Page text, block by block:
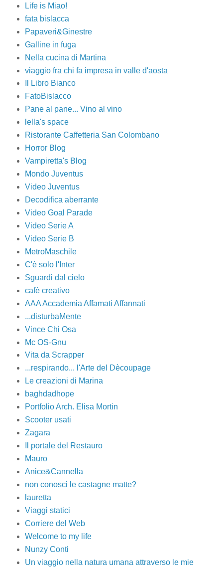
Life is Miao!
fata bislacca
Papaveri&Ginestre
Galline in fuga
Nella cucina di Martina
viaggio fra chi fa impresa in valle d'aosta
Il Libro Bianco
FatoBislacco
Pane al pane... Vino al vino
lella's space
Ristorante Caffetteria San Colombano
Horror Blog
Vampiretta's Blog
Mondo Juventus
Video Juventus
Decodifica aberrante
Video Goal Parade
Video Serie A
Video Serie B
MetroMaschile
C'è solo l'Inter
Sguardi dal cielo
cafè creativo
AAA Accademia Affamati Affannati
...disturbaMente
Vince Chi Osa
Mc OS-Gnu
Vita da Scrapper
...respirando... l'Arte del Dècoupage
Le creazioni di Marina
baghdadhope
Portfolio Arch. Elisa Mortin
Scooter usati
Zagara
Il portale del Restauro
Mauro
Anice&Cannella
non conosci le castagne matte?
lauretta
Viaggi statici
Corriere del Web
Welcome to my life
Nunzy Conti
Un viaggio nella natura umana attraverso le mie